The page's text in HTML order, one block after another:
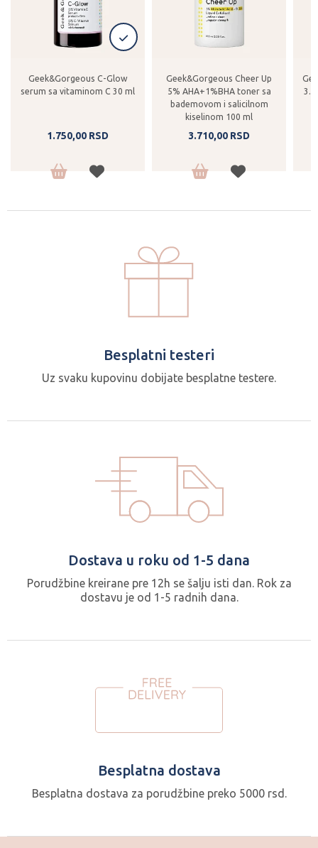
Geek&Gorgeous C-Glow
serum sa vitaminom C 30 ml
1.750,00 RSD
Geek&Gorgeous Cheer Up
5% AHA+1%BHA toner sa
bademovom i salicilnom
kiselinom 100 ml
3.710,00 RSD
Besplatni testeri
Uz svaku kupovinu dobijate besplatne testere.
Dostava u roku od 1-5 dana
Porudžbine kreirane pre 12h se šalju isti dan. Rok za
dostavu je od 1-5 radnih dana.
Besplatna dostava
Besplatna dostava za porudžbine preko 5000 rsd.